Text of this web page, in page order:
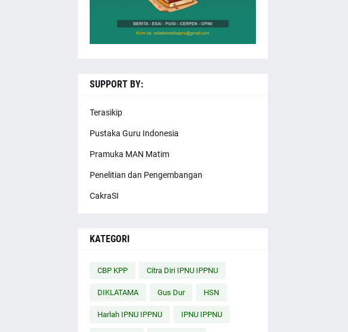
SUPPORT BY:
Terasikip
Pustaka Guru Indonesia
Pramuka MAN Matim
Penelitian dan Pengembangan
CakraSI
KATEGORI
CBP KPP Citra Diri IPNU IPPNU
DIKLATAMA Gus Dur HSN
Harlah IPNU IPPNU IPNU IPPNU